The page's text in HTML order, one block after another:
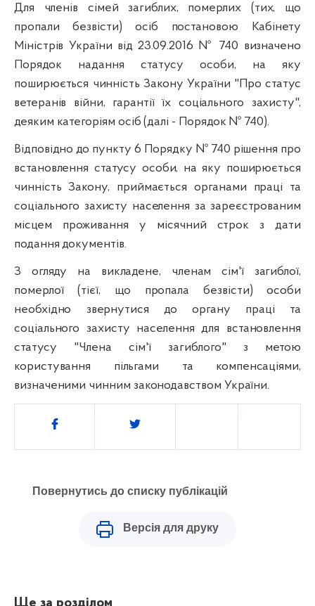
Для членів сімей загиблих, померлих (тих, що
пропали безвісти) осіб постановою Кабінету
Міністрів України від 23.09.2016 № 740 визначено
Порядок надання статусу особи, на яку
поширюється чинність Закону України "Про статус
ветеранів війни, гарантії їх соціального захисту",
деяким категоріям осіб (далі - Порядок № 740).
Відповідно до пункту 6 Порядку № 740 рішення про
встановлення статусу особи, на яку поширюється
чинність Закону, приймається органами праці та
соціального захисту населення за зареєстрованим
місцем проживання у місячний строк з дати
подання документів.
З огляду на викладене, членам сім'ї загиблої,
померлої (тієї, що пропала безвісти) особи
необхідно звернутися до органу праці та
соціального захисту населення для встановлення
статусу "Члена сім'ї загиблого" з метою
користування пільгами та компенсаціями,
визначеними чинним законодавством України.
Поділитись
Повернутись до списку публікацій
Версія для друку
Ще за розділом